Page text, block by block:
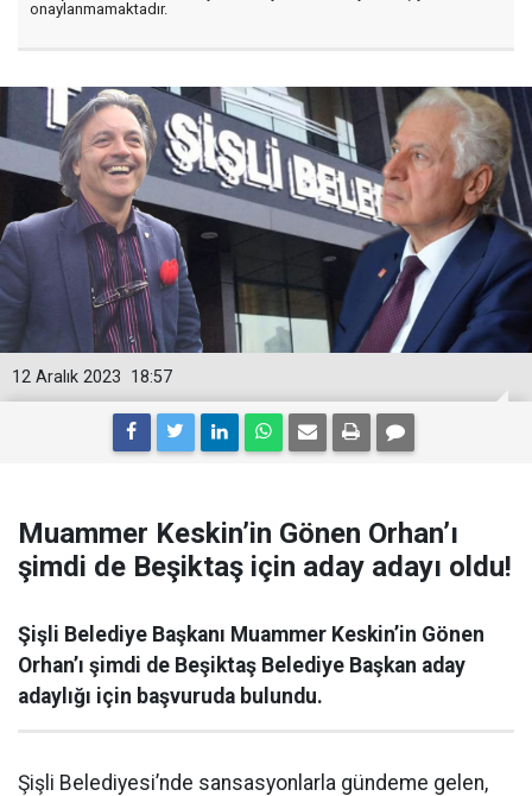
onaylanmamaktadır.
18:57
12 Aralık 2023
Muammer Keskin’in Gönen Orhan’ı
şimdi de Beşiktaş için aday adayı oldu!
Şişli Belediye Başkanı Muammer Keskin’in Gönen
Orhan’ı şimdi de Beşiktaş Belediye Başkan aday
adaylığı için başvuruda bulundu.
Şişli Belediyesi’nde sansasyonlarla gündeme gelen,